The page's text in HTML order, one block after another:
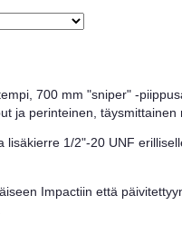
700 mm "sniper" -
ja perinteinen, täysmittainen
lisäkierre 1/2"-20 UNF
Impactiin että